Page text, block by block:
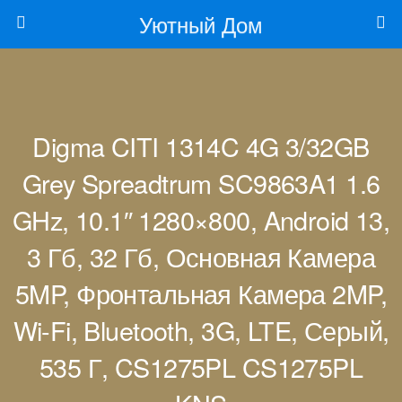
Уютный Дом
Digma CITI 1314C 4G 3/32GB
Grey Spreadtrum SC9863A1 1.6
GHz, 10.1″ 1280×800, Android 13,
3 Гб, 32 Гб, Основная Камера
5MP, Фронтальная Камера 2MP,
Wi-Fi, Bluetooth, 3G, LTE, Серый,
535 Г, CS1275PL CS1275PL